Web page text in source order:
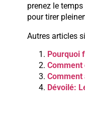
prenez le
pour tirer
Autres articles
Pourquoi
Comment
Dévoilé: